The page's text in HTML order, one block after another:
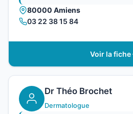
80000 Amiens
03 22 38 15 84
Voir la fiche
Dr Théo Brochet
Dermatologue